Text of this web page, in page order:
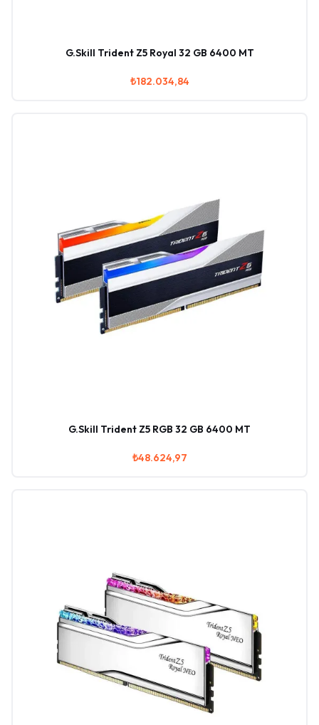
G.Skill Trident Z5 Royal 32 GB 6400 MT
₺182.034,84
G.Skill Trident Z5 RGB 32 GB 6400 MT
₺48.624,97